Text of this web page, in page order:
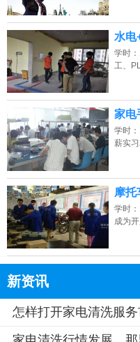
水电
学时
工、
家电
学时
薪实
摩托
学时
成为
新资讯
怎样打开家电清洗服